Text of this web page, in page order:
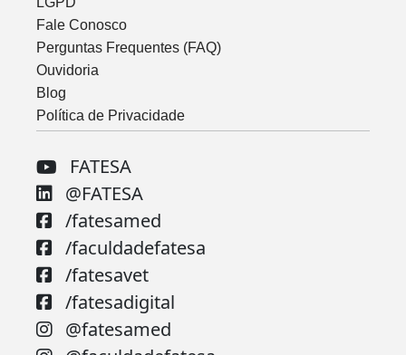
Fale Conosco
Perguntas Frequentes (FAQ)
Ouvidoria
Blog
Política de Privacidade
FATESA
@FATESA
/fatesamed
/faculdadefatesa
/fatesavet
/fatesadigital
@fatesamed